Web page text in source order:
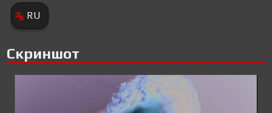
RU
Скриншот